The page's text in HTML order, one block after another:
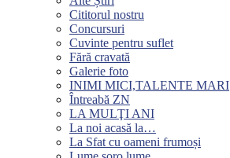
Cititorul nostru
Concursuri
Cuvinte pentru suflet
Fără cravată
Galerie foto
INIMI MICI,TALENTE MARI
Întreabă ZN
LA MULŢI ANI
La noi acasă la…
La Sfat cu oameni frumoși